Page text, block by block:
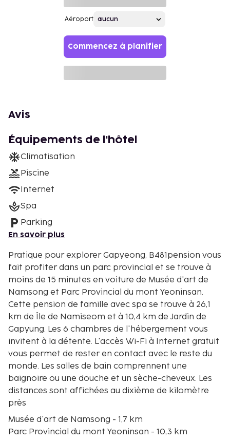
Aéroport
Commencez à planifier
Avis
Équipements de l'hôtel
Climatisation
Piscine
Internet
Spa
Parking
En savoir plus
Pratique pour explorer Gapyeong, B481pension vous
fait profiter dans un parc provincial et se trouve à
moins de 15 minutes en voiture de Musée d'art de
Namsong et Parc Provincial du mont Yeoninsan.
Cette pension de famille avec spa se trouve à 26,1
km de Île de Namiseom et à 10,4 km de Jardin de
Gapyung. Les 6 chambres de l'hébergement vous
invitent à la détente. L'accès Wi-Fi à Internet gratuit
vous permet de rester en contact avec le reste du
monde. Les salles de bain comprennent une
baignoire ou une douche et un sèche-cheveux. Les
distances sont affichées au dixième de kilomètre
près
Musée d'art de Namsong - 1,7 km
Parc Provincial du mont Yeoninsan - 10,3 km